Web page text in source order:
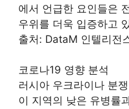
에서 언급한 요인들은
우위를 더욱 입증하고
출처: DataM 인텔리전
코로나19 영향 분석
러시아 우크라이나 분
이 지역의 낮은 유병률